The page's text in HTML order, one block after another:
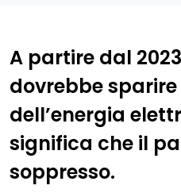
A partire dal
dovrebbe
dell’energia
significa che il
soppresso.